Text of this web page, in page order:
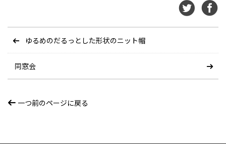
ゆるめのだるっとした形状のニット帽
同窓会
一つ前のページに戻る